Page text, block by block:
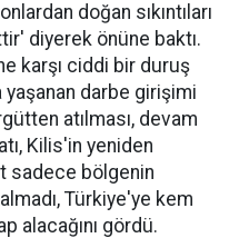
doğan sıkıntıları
diyerek önüne baktı.
karşı ciddi bir duruş
darbe girişimi
atılması, devam
Kilis'in yeniden
sadece bölgenin
Türkiye'ye kem
alacağını gördü.